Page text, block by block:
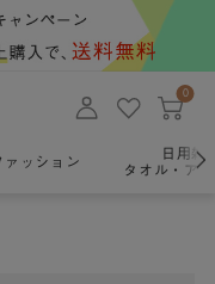
0
ァッション
日用雑
タオル・ア